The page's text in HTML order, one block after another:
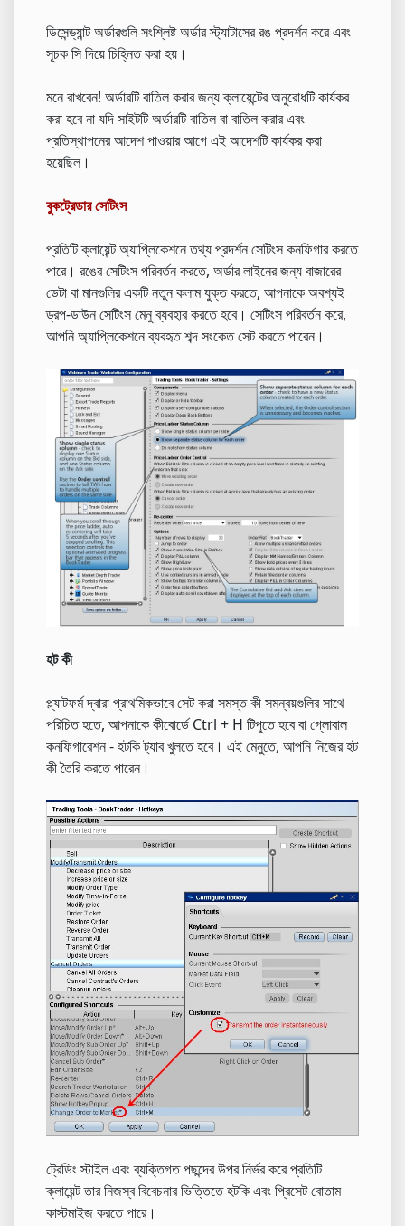
ডিসেন্ড্যান্ট অর্ডারগুলি সংশ্লিষ্ট অর্ডার স্ট্যাটাসের রঙ প্রদর্শন করে এবং
সূচক সি দিয়ে চিহ্নিত করা হয়।
মনে রাখবেন! অর্ডারটি বাতিল করার জন্য ক্লায়েন্টের অনুরোধটি কার্যকর
করা হবে না যদি সাইটটি অর্ডারটি বাতিল বা বাতিল করার এবং
প্রতিস্থাপনের আদেশ পাওয়ার আগে এই আদেশটি কার্যকর করা
হয়েছিল।
বুকট্রেডার সেটিংস
প্রতিটি ক্লায়েন্ট অ্যাপ্লিকেশনে তথ্য প্রদর্শন সেটিংস কনফিগার করতে
পারে। রঙের সেটিংস পরিবর্তন করতে, অর্ডার লাইনের জন্য বাজারের
ডেটা বা মানগুলির একটি নতুন কলাম যুক্ত করতে, আপনাকে অবশ্যই
ড্রপ-ডাউন সেটিংস মেনু ব্যবহার করতে হবে। সেটিংস পরিবর্তন করে,
আপনি অ্যাপ্লিকেশনে ব্যবহৃত শব্দ সংকেত সেট করতে পারেন।
হট কী
প্ল্যাটফর্ম দ্বারা প্রাথমিকভাবে সেট করা সমস্ত কী সমন্বয়গুলির সাথে
পরিচিত হতে, আপনাকে কীবোর্ডে Ctrl + H টিপুতে হবে বা গ্লোবাল
কনফিগারেশন - হটকি ট্যাব খুলতে হবে। এই মেনুতে, আপনি নিজের হট
কী তৈরি করতে পারেন।
ট্রেডিং স্টাইল এবং ব্যক্তিগত পছন্দের উপর নির্ভর করে প্রতিটি
ক্লায়েন্ট তার নিজস্ব বিবেচনার ভিত্তিতে হটকি এবং প্রিসেট বোতাম
কাস্টমাইজ করতে পারে।